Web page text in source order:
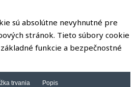
sú absolútne nevyhnutné pre
stránok. Tieto súbory cookie
funkcie a bezpečnostné
trvania Popis